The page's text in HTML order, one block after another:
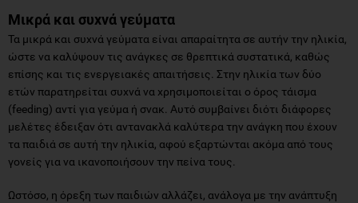
Μικρά και συχνά γεύματα
Τα μικρά και συχνά γεύματα είναι απαραίτητα σε αυτήν την ηλικία,
ώστε να καλύψουν τις ανάγκες σε θρεπτικά συστατικά, καθώς
επίσης και τις ενεργειακές απαιτήσεις. Στην ηλικία των δύο
ετών παρατηρείται συχνά να χρησιμοποιείται ο όρος τάισμα
(feeding) αντί για γεύμα ή σνακ. Αυτό συμβαίνει διότι διάφορες
μελέτες έδειξαν ότι αντανακλά καλύτερα την ανάγκη που έχουν
τα παιδιά σε αυτή την ηλικία, αφού εξαρτώνται ακόμα από τους
γονείς για να ικανοποιήσουν την πείνα τους.
Ωστόσο, η όρεξη των παιδιών αλλάζει, ανάλογα με την ανάπτυξη